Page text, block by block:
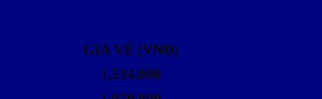
GIÁ VÉ (VNĐ)
1,534,000